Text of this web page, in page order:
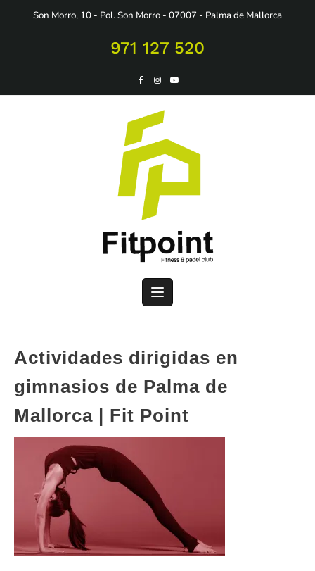
Son Morro, 10 - Pol. Son Morro - 07007 - Palma de Mallorca
971 127 520
Actividades dirigidas en
gimnasios de Palma de
Mallorca | Fit Point